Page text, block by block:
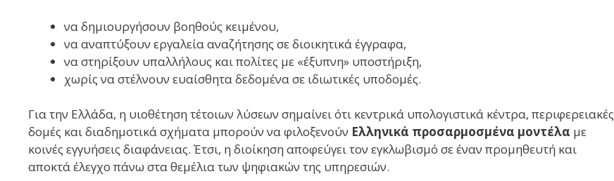
να δημιουργήσουν βοηθούς κειμένου,
να αναπτύξουν εργαλεία αναζήτησης σε διοικητικά έγγραφα,
να στηρίξουν υπαλλήλους και πολίτες με «έξυπνη» υποστήριξη,
χωρίς να στέλνουν ευαίσθητα δεδομένα σε ιδιωτικές υποδομές.
Για την Ελλάδα, η υιοθέτηση τέτοιων λύσεων σημαίνει ότι κεντρικά υπολογιστικά κέντρα, περιφερειακές
δομές και διαδημοτικά σχήματα μπορούν να φιλοξενούν Ελληνικά προσαρμοσμένα μοντέλα με
κοινές εγγυήσεις διαφάνειας. Έτσι, η διοίκηση αποφεύγει τον εγκλωβισμό σε έναν προμηθευτή και
αποκτά έλεγχο πάνω στα θεμέλια των ψηφιακών της υπηρεσιών.